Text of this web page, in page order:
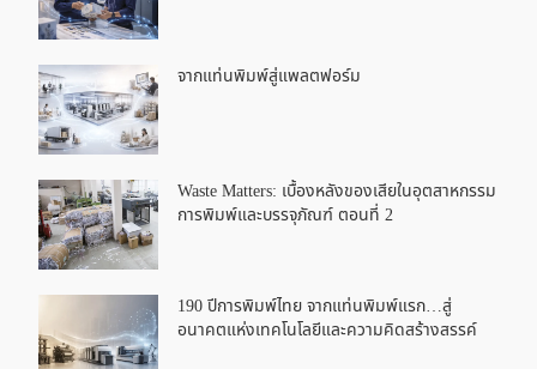
จากแท่นพิมพ์สู่แพลตฟอร์ม
Waste Matters: เบื้องหลังของเสียในอุตสาหกรรม
การพิมพ์และบรรจุภัณฑ์ ตอนที่ 2
190 ปีการพิมพ์ไทย จากแท่นพิมพ์แรก…สู่
อนาคตแห่งเทคโนโลยีและความคิดสร้างสรรค์